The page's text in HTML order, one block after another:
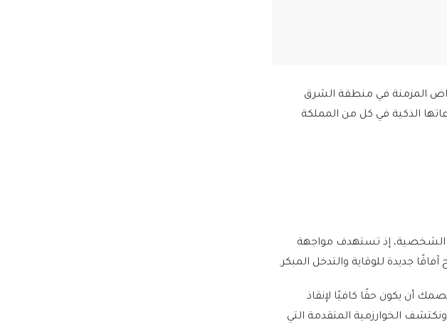
المزمنة في منطقة الشرق
الذكية في كل من المملكة
الشخصية، إذ تستهدف مواجهة
جديدة للوقاية والتدخل المبكر.
أن يكون حقًا كافيًا لإنقاذ
الخوارزمية المتقدمة التي